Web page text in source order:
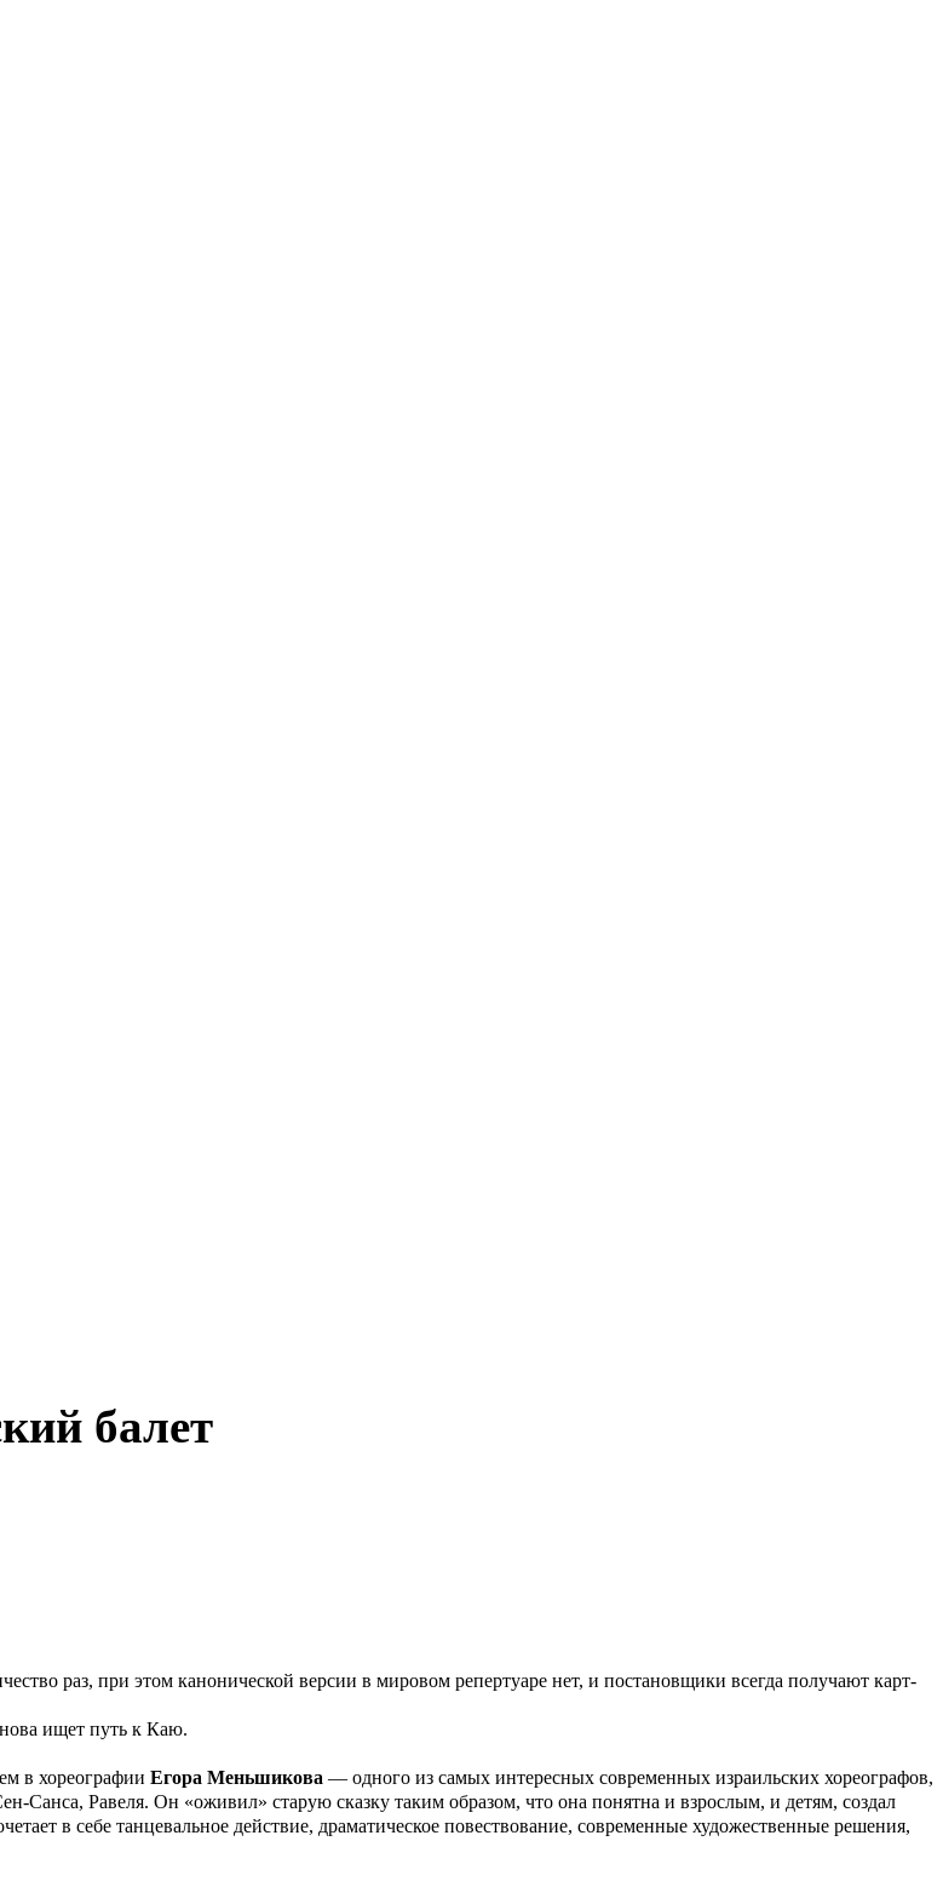
балет
раз, при этом канонической версии в мировом репертуаре нет, и постановщики всегда получают карт-
ищет путь к Каю.
в хореографии Егора Меньшикова — одного из самых интересных современных израильских хореографов,
Равеля. Он «оживил» старую сказку таким образом, что она понятна и взрослым, и детям, создал
в себе танцевальное действие, драматическое повествование, современные художественные решения,